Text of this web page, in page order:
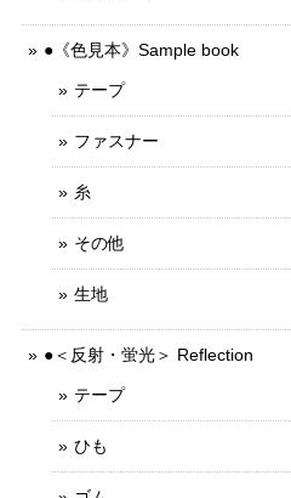
●《色見本》Sample book
テープ
ファスナー
糸
その他
生地
●＜反射・蛍光＞ Reflection
テープ
ひも